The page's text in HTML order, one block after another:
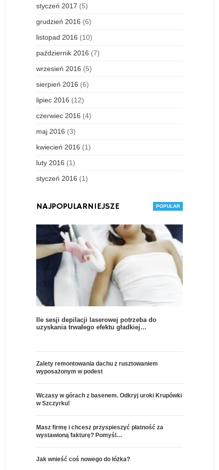
styczeń 2017 (5)
grudzień 2016 (6)
listopad 2016 (10)
październik 2016 (7)
wrzesień 2016 (5)
sierpień 2016 (6)
lipiec 2016 (12)
czerwiec 2016 (4)
maj 2016 (3)
kwiecień 2016 (1)
luty 2016 (1)
styczeń 2016 (1)
NAJPOPULARNIEJSZE
Ile sesji depilacji laserowej potrzeba do
uzyskania trwałego efektu gładkiej…
Zalety remontowania dachu z rusztowaniem
wyposażonym w podest
Wczasy w górach z basenem. Odkryj uroki Krupówki
w Szczyrku!
Masz firmę i chcesz przyspieszyć płatność za
wystawioną fakturę? Pomyśl…
Jak wnieść coś nowego do łóżka?